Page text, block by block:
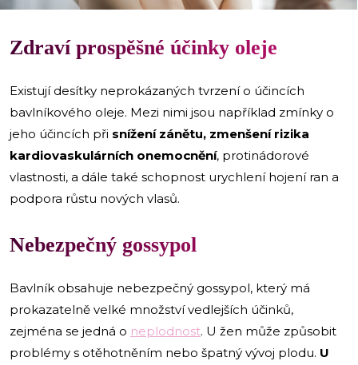
Zdraví prospěšné účinky oleje
Existují desítky neprokázaných tvrzení o účincích
bavlníkového oleje. Mezi nimi jsou například zmínky o
jeho účincích při snížení zánětu, zmenšení rizika
kardiovaskulárních onemocnění, protinádorové
vlastnosti, a dále také schopnost urychlení hojení ran a
podpora růstu nových vlasů.
Nebezpečný gossypol
Bavlník obsahuje nebezpečný gossypol, který má
prokazatelně velké množství vedlejších účinků,
zejména se jedná o neplodnost. U žen může způsobit
problémy s otěhotněním nebo špatný vývoj plodu. U